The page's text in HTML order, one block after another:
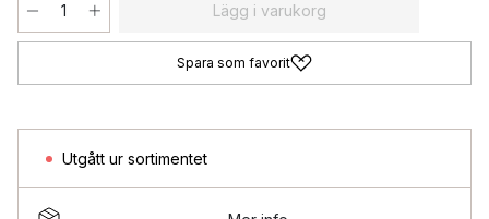
Lägg i varukorg
Spara som favorit
Utgått ur sortimentet